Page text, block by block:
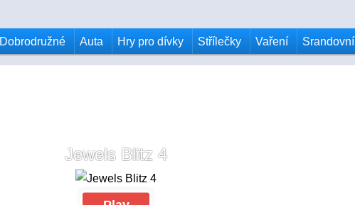
Dobrodružné Auta Hry pro dívky Střílečky Vaření Srandovní
Jewels Blitz 4